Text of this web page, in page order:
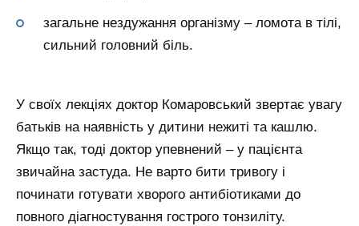
загальне нездужання організму – ломота в тілі,
сильний головний біль.
У своїх лекціях доктор Комаровський звертає увагу
батьків на наявність у дитини нежиті та кашлю.
Якщо так, тоді доктор упевнений – у пацієнта
звичайна застуда. Не варто бити тривогу і
починати готувати хворого антибіотиками до
повного діагностування гострого тонзиліту.